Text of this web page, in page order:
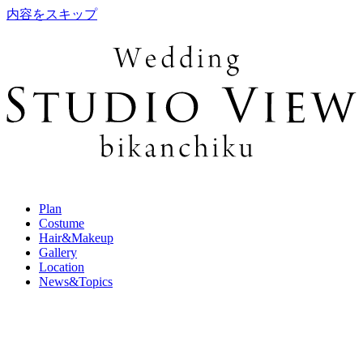
内容をスキップ
Plan
Costume
Hair&Makeup
Gallery
Location
News&Topics